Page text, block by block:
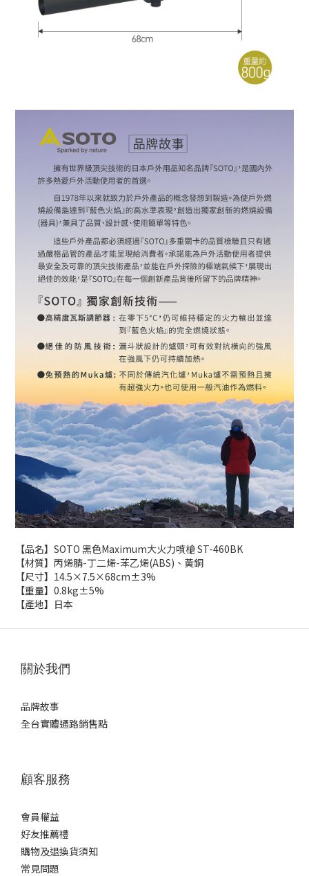
【品名】SOTO 黑色Maximum大火力噴槍 ST-460BK
【材質】丙烯腈-丁二烯-苯乙烯(ABS)、黃銅
【尺寸】14.5×7.5×68cm±3%
【重量】0.8kg±5%
【產地】日本
關於我們
品牌故事
全台實體通路銷售點
顧客服務
會員權益
好友推薦禮
購物及退換貨須知
常見問題